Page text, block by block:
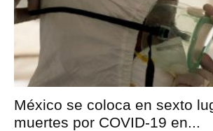
México se coloca en sexto
muertes por COVID-19 en...